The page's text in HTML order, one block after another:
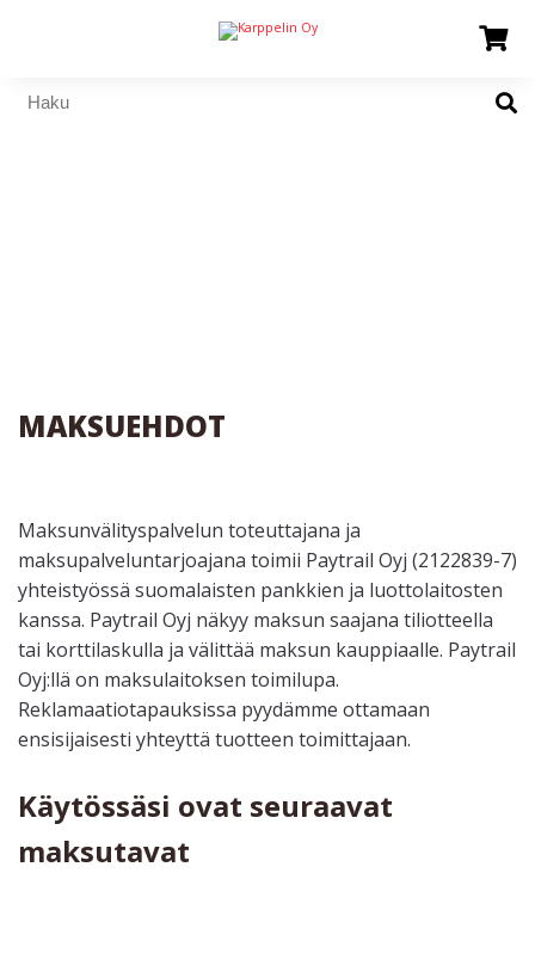
MAKSUEHDOT
Maksunvälityspalvelun toteuttajana ja
maksupalveluntarjoajana toimii Paytrail Oyj (2122839-7)
yhteistyössä suomalaisten pankkien ja luottolaitosten
kanssa. Paytrail Oyj näkyy maksun saajana tiliotteella
tai korttilaskulla ja välittää maksun kauppiaalle. Paytrail
Oyj:llä on maksulaitoksen toimilupa.
Reklamaatiotapauksissa pyydämme ottamaan
ensisijaisesti yhteyttä tuotteen toimittajaan.
Käytössäsi ovat seuraavat
maksutavat